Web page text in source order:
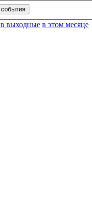
в выходные в этом месяце